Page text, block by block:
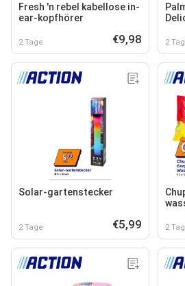
Fresh 'n rebel kabellose in-
ear-kopfhörer
2 Tage €9,98 2
Solar-gartenstecker
2 Tage €5,99 2